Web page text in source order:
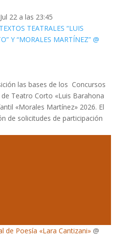
22 a las 23:45
las bases de los Concursos
Teatro Corto «Luis Barahona
«Morales Martínez» 2026. El
de solicitudes de participación
de Poesía «Lara Cantizani» @